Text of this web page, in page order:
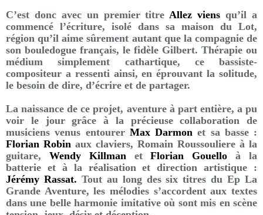
C’est donc avec un premier titre Allez viens qu’il a
commencé l’écriture, isolé dans sa maison du Lot,
région qu’il aime sûrement autant que la compagnie de
son bouledogue français, le fidèle Gilbert. Thérapie ou
médium simplement cathartique, ce bassiste-
compositeur a ressenti ainsi, en éprouvant la solitude,
le besoin de dire, d’écrire et de partager.
La naissance de ce projet, aventure à part entière, a pu
voir le jour grâce à la précieuse collaboration de
musiciens venus entourer Max Darmonet sa basse :
Florian Robin aux claviers, Romain Roussouliere à la
guitare, Wendy KillmanetFlorian Gouello à la
batterie et à la réalisation et direction artistique :
Jérémy Rassat. Tout au long des six titres du Ep La
Grande Aventure, les mélodies s’accordent aux textes
dans une belle harmonie imitative où sont mis en scène